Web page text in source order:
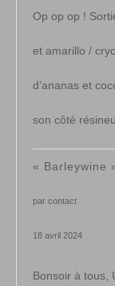
Op op op !
et amarillo /
d’ananas et
son côté
« Barleywine
par contact
18 avril 2024
Bonsoir à tous,